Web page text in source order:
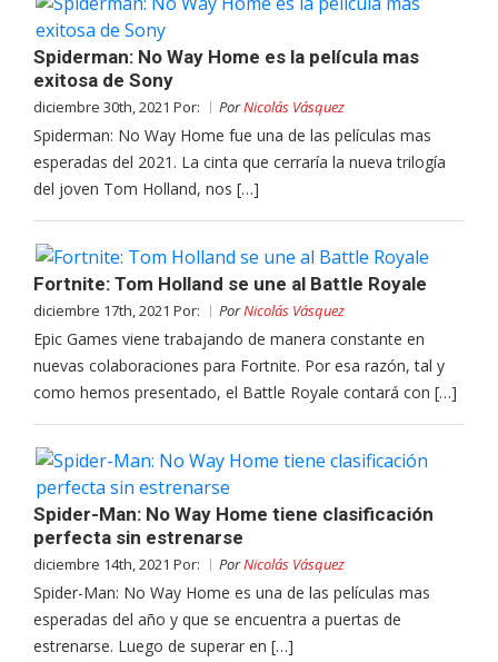
Spiderman: No Way Home es la película mas
exitosa de Sony
diciembre 30th, 2021 Por: PorNicolás Vásquez
Spiderman: No Way Home fue una de las películas mas
esperadas del 2021. La cinta que cerraría la nueva trilogía
del joven Tom Holland, nos […]
Fortnite: Tom Holland se une al Battle Royale
diciembre 17th, 2021 Por: PorNicolás Vásquez
Epic Games viene trabajando de manera constante en
nuevas colaboraciones para Fortnite. Por esa razón, tal y
como hemos presentado, el Battle Royale contará con […]
Spider-Man: No Way Home tiene clasificación
perfecta sin estrenarse
diciembre 14th, 2021 Por: PorNicolás Vásquez
Spider-Man: No Way Home es una de las películas mas
esperadas del año y que se encuentra a puertas de
estrenarse. Luego de superar en […]